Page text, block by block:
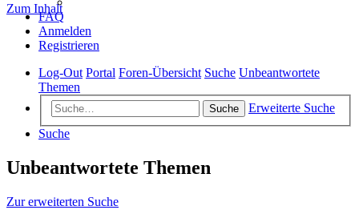
Zum Inhalt
FAQ
Anmelden
Registrieren
Log-Out Portal Foren-Übersicht Suche Unbeantwortete
Themen
Suche
Erweiterte Suche
Suche
Unbeantwortete Themen
Zur erweiterten Suche